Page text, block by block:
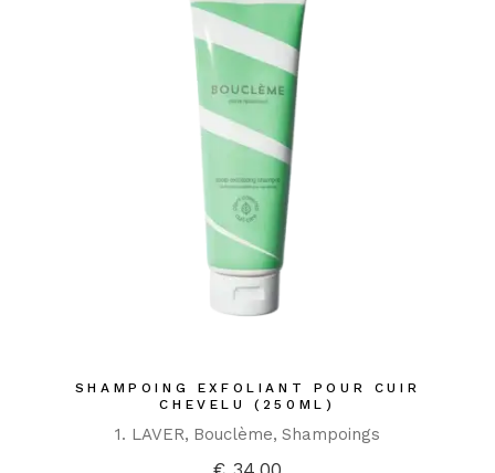
SHAMPOING EXFOLIANT POUR CUIR
CHEVELU (250ML)
1. LAVER Bouclème Shampoings